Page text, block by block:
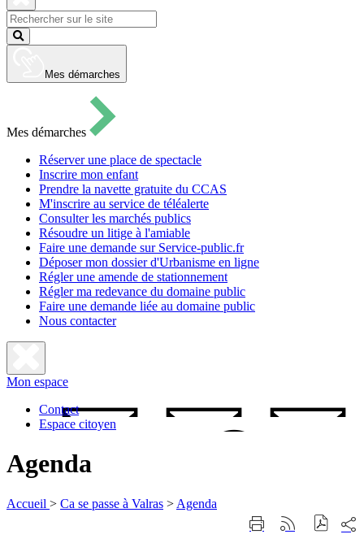
ouvrir
le
formulaire
Fermer
la
recherche
Lancer
la
Mes démarches
Mes démarches
Réserver une place de spectacle
Inscrire mon enfant
Prendre la navette gratuite du CCAS
M'inscrire au service de téléalerte
Consulter les marchés publics
Résoudre un litige à l'amiable
Faire une demande sur Service-public.fr
Déposer mon dossier d'Urbanisme en ligne
Régler une amende de stationnement
Régler ma redevance du domaine public
Faire une demande liée au domaine public
Nous contacter
Fermer
la
Mon espace
Contact
Espace citoyen
Agenda
Accueil > Ca se passe à Valras > Agenda
ImprimerGénérer
sur